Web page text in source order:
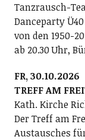
Tanzrausch-
Danceparty
von den 1950-
ab 20.30 Uhr,
FR, 30.10.2026
TREFF AM
Kath. Kirche
Der Treff am
Austausches